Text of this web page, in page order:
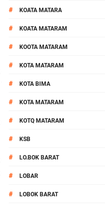
# KOATA MATARA
# KOATA MATARAM
# KOOTA MATARAM
# KOTA MATARAM
# KOTA BIMA
# KOTA MATARAM
# KOTQ MATARAM
# KSB
# LO.BOK BARAT
# LOBAR
# LOBOK BARAT